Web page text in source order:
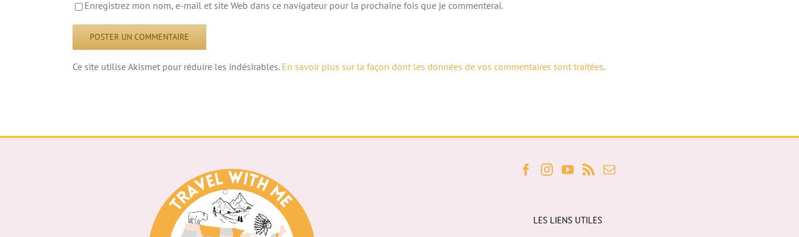
Enregistrez mon nom, e-mail et site Web dans ce navigateur pour la prochaine fois que je commenterai.
Ce site utilise Akismet pour réduire les indésirables. En savoir plus sur la façon dont les données de vos commentaires sont traitées.
LES LIENS UTILES